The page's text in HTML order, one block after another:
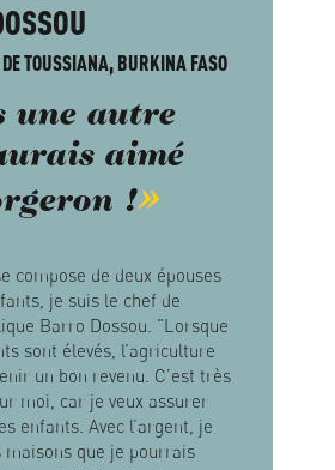
TOUSSIANA, BURKINA FASO
une autre
aimé
!
compose de deux épouses
je suis le chef de
Barro Dossou. "Lorsque
sont élevés, l’agriculture
un bon revenu. C’est très
moi, car je veux assurer
enfants. Avec l’argent, je
maisons que je pourrais